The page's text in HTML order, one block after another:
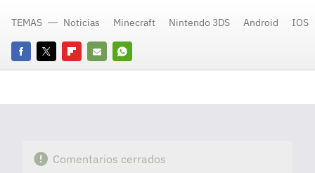
FacebookTwitterFlipboard
E-
Whatsapp
TEMAS Noticias Minecraft Nintendo 3DS Android IOS
Comentarios cerrados